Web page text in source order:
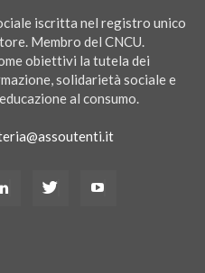
iscritta nel registro unico
Membro del CNCU.
obiettivi la tutela dei
solidarietà sociale e
al consumo.